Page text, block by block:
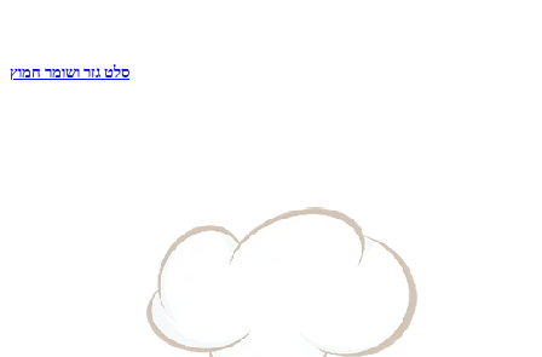
סלט גזר ושומר חמוץ